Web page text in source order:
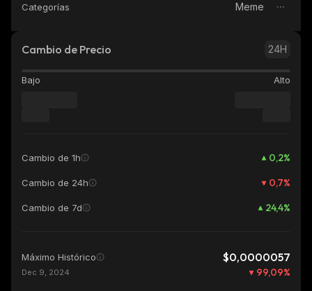
Categorías Meme
Cambio de Precio 24H
Bajo Alto
Cambio de 1h 0,2%
Cambio de 24h 0,7%
Cambio de 7d 24,4%
Máximo Histórico $0,0000057
Dec 9, 2024 99,09%